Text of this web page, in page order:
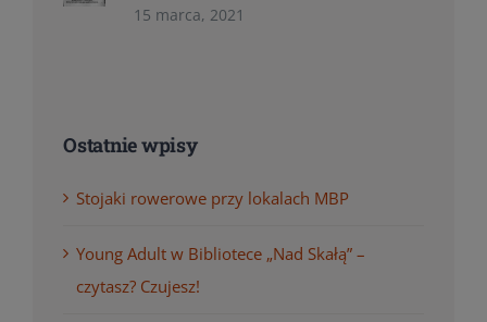
15 marca, 2021
Ostatnie wpisy
Stojaki rowerowe przy lokalach MBP
Young Adult w Bibliotece „Nad Skałą” –
czytasz? Czujesz!